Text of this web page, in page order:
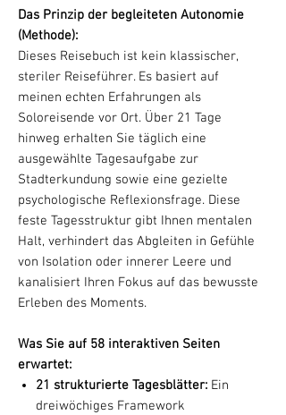
Das Prinzip der begleiteten Autonomie
(Methode):
Dieses Reisebuch ist kein klassischer,
steriler Reiseführer. Es basiert auf
meinen echten Erfahrungen als
Soloreisende vor Ort. Über 21 Tage
hinweg erhalten Sie täglich eine
ausgewählte Tagesaufgabe zur
Stadterkundung sowie eine gezielte
psychologische Reflexionsfrage. Diese
feste Tagesstruktur gibt Ihnen mentalen
Halt, verhindert das Abgleiten in Gefühle
von Isolation oder innerer Leere und
kanalisiert Ihren Fokus auf das bewusste
Erleben des Moments.
Was Sie auf 58 interaktiven Seiten
erwartet:
21 strukturierte Tagesblätter: Ein
dreiwöchiges Framework